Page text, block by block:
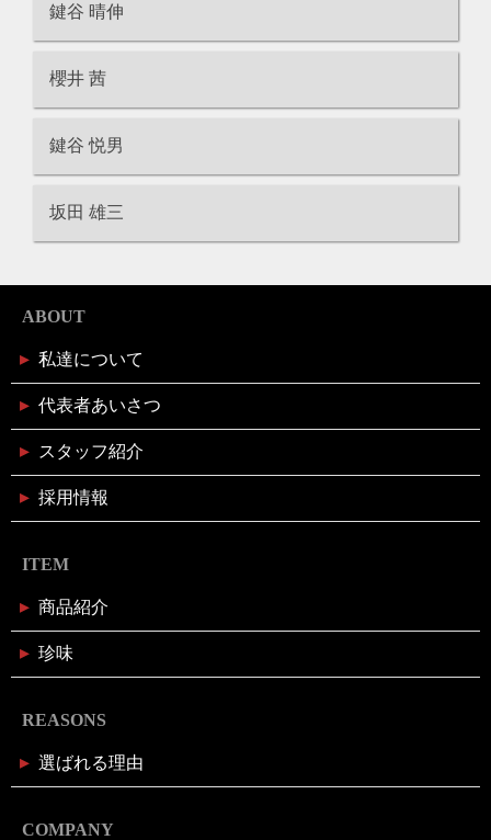
鍵谷 晴伸
櫻井 茜
鍵谷 悦男
坂田 雄三
ABOUT
私達について
代表者あいさつ
スタッフ紹介
採用情報
ITEM
商品紹介
珍味
REASONS
選ばれる理由
COMPANY